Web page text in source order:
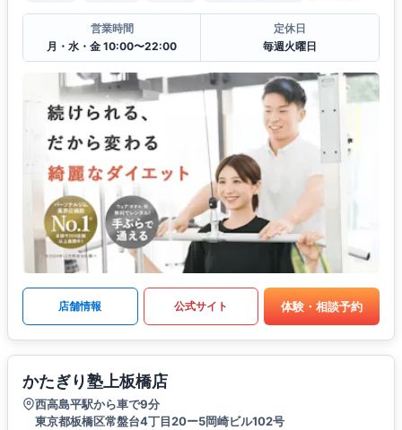
営業時間
月・水・金 10:00〜22:00
定休日
毎週火曜日
店舗情報 公式サイト 体験・相談予約
かたぎり塾上板橋店
西高島平駅から車で9分
東京都板橋区常盤台4丁目20ー5岡崎ビル102号